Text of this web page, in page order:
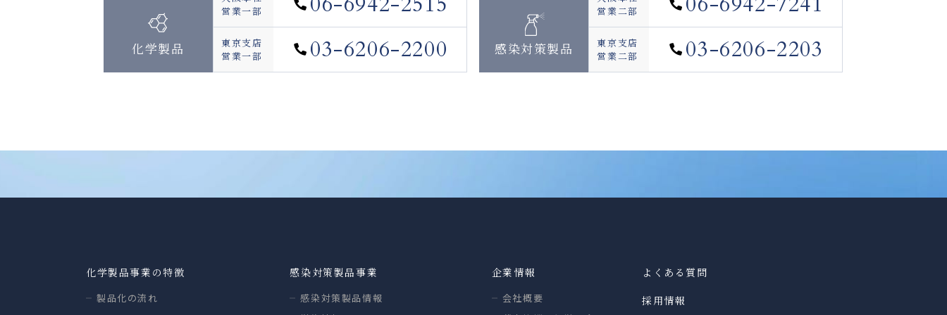
化学製品
営業一部
東京支店
営業一部
03-6206-2200 感染対策製品
営業二部
東京支店
営業二部
03-6206-2203
化学製品事業の特徴
製品化の流れ
感染対策製品事業
感染対策製品情報
企業情報
会社概要
よくある質問
採用情報